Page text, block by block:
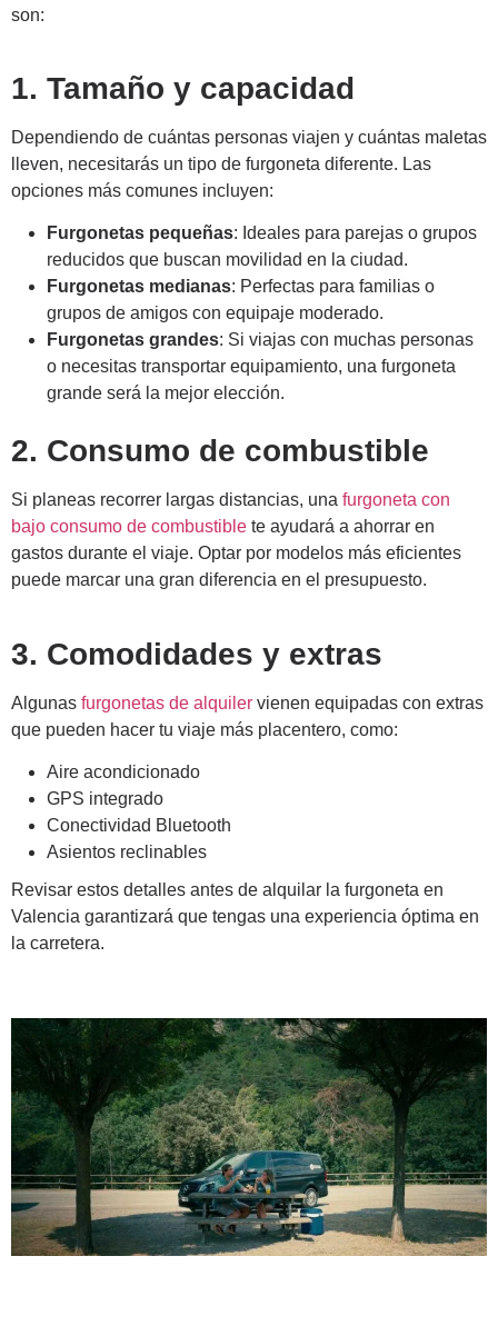
son:
1. Tamaño y capacidad
Dependiendo de cuántas personas viajen y cuántas maletas
lleven, necesitarás un tipo de furgoneta diferente. Las
opciones más comunes incluyen:
Furgonetas pequeñas: Ideales para parejas o grupos
reducidos que buscan movilidad en la ciudad.
Furgonetas medianas: Perfectas para familias o
grupos de amigos con equipaje moderado.
Furgonetas grandes: Si viajas con muchas personas
o necesitas transportar equipamiento, una furgoneta
grande será la mejor elección.
2. Consumo de combustible
Si planeas recorrer largas distancias, una furgoneta con
bajo consumo de combustible te ayudará a ahorrar en
gastos durante el viaje. Optar por modelos más eficientes
puede marcar una gran diferencia en el presupuesto.
3. Comodidades y extras
Algunas furgonetas de alquiler vienen equipadas con extras
que pueden hacer tu viaje más placentero, como:
Aire acondicionado
GPS integrado
Conectividad Bluetooth
Asientos reclinables
Revisar estos detalles antes de alquilar la furgoneta en
Valencia garantizará que tengas una experiencia óptima en
la carretera.